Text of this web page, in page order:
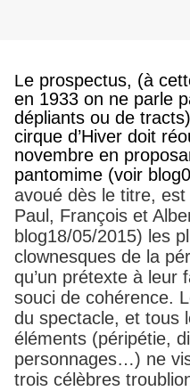
Le prospectus, (à
en 1933 on ne parle
dépliants ou de
cirque d’Hiver doit
novembre en
pantomime (voir
avoué dès le titre,
Paul, François et
blog18/05/2015) les
clownesques de la
qu’un prétexte à leur
souci de cohérence.
du spectacle, et tous
éléments (péripétie,
personnages…) ne
trois célèbres